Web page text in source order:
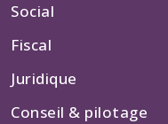
Social
Fiscal
Juridique
Conseil & pilotage